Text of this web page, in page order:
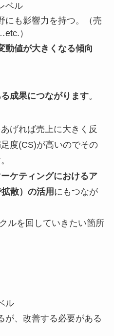
ベル
にも影響力を持つ。（売
）
動値が大きくなる傾向
成果につながります。
げれば売上に大きく反
度(CS)が高いのでその
ケティングにおけるア
散）の活用 にもつなが
ルを回していきたい箇所
ル
が、改善する必要がある